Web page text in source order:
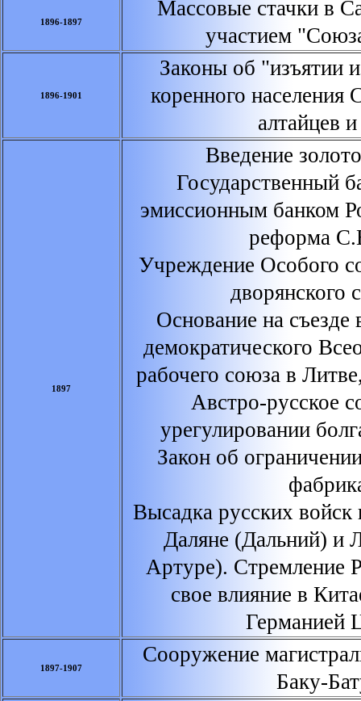
1896-1897
Массовые стачки в
участием
1896-1901
Законы об "изъятии
коренного
алтайцев
1897
Введение
Государственный
эмиссионным банком
реформа
Учреждение Особого
дворянского
Основание на съезде
демократического
рабочего союза в
Австро-русское
урегулировании
Закон об
Высадка русских войск
Даляне (Дальний)
Артуре). Стремление
свое влияние в
Германией
1897-1907
Сооружение
Баку-